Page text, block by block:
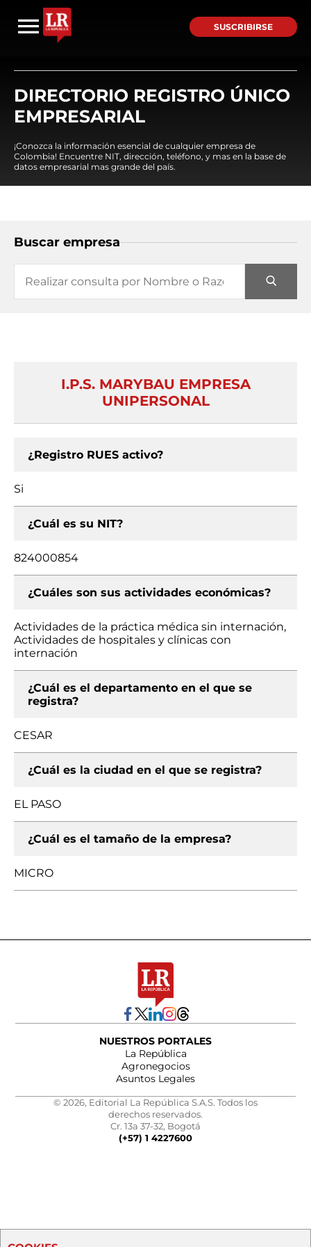
SUSCRIBIRSE
DIRECTORIO REGISTRO ÚNICO
EMPRESARIAL
¡Conozca la información esencial de cualquier empresa de
Colombia! Encuentre NIT, dirección, teléfono, y mas en la base de
datos empresarial mas grande del país.
Buscar empresa
I.P.S. MARYBAU EMPRESA
UNIPERSONAL
¿Registro RUES activo?
Si
¿Cuál es su NIT?
824000854
¿Cuáles son sus actividades económicas?
Actividades de la práctica médica sin internación,
Actividades de hospitales y clínicas con
internación
¿Cuál es el departamento en el que se
registra?
CESAR
¿Cuál es la ciudad en el que se registra?
EL PASO
¿Cuál es el tamaño de la empresa?
MICRO
NUESTROS PORTALES
La República
Agronegocios
Asuntos Legales
© 2026, Editorial La República S.A.S. Todos los
derechos reservados.
Cr. 13a 37-32, Bogotá
(+57) 1 4227600